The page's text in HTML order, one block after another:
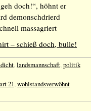
doch!“, höhnt er
demonschdrierd
massagriert
– schieß doch, bulle!
,landsmannschaft,politik
21,wohlstandsverwöhnt